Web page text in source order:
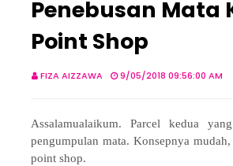
Penebusan Mata
Point Shop
FIZA AIZZAWA 9/05/2018 09:56:00 AM
Assalamualaikum. Parcel kedua
pengumpulan mata. Konsepnya
point shop.